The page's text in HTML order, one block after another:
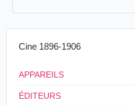
Cine 1896-1906
APPAREILS
ÉDITEURS